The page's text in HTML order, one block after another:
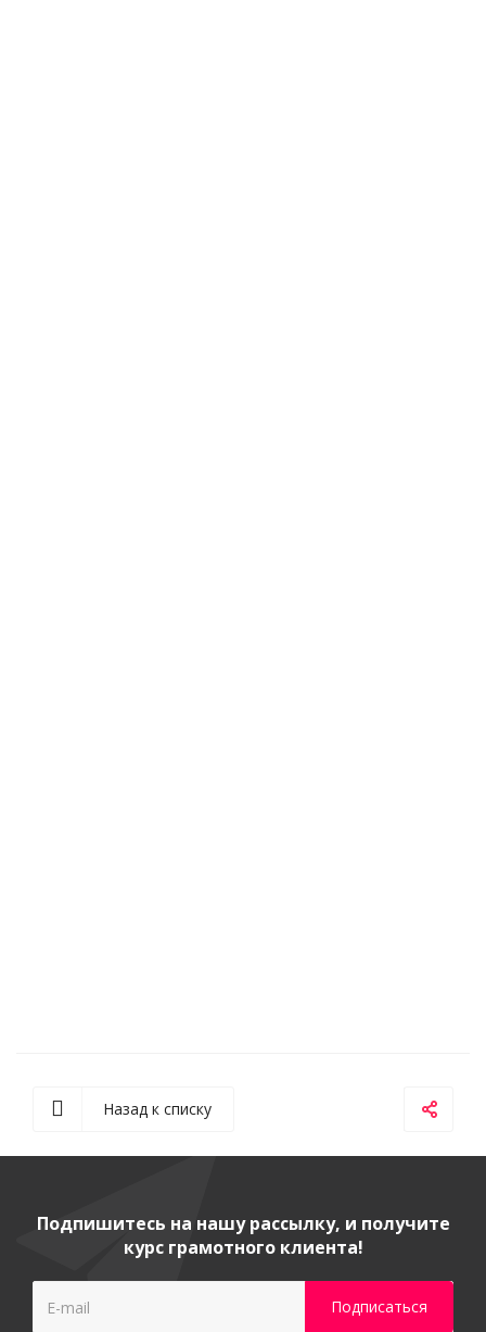
Назад к списку
Подпишитесь на нашу рассылку, и получите
курс грамотного клиента!